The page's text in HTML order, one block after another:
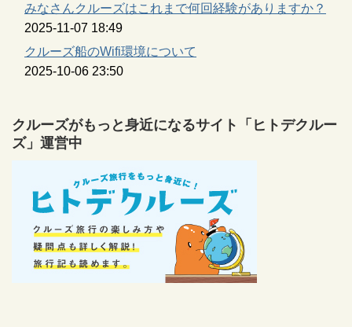
みなさんクルーズはこれまで何回経験がありますか？
2025-11-07 18:49
クルーズ船のWifi環境について
2025-10-06 23:50
クルーズがもっと身近になるサイト「ヒトデクルー
ズ」運営中